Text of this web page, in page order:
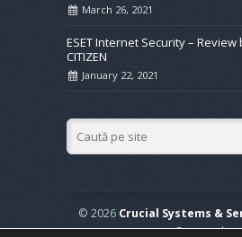
March 26, 2021
ESET Internet Security – Review
CITIZEN
January 22, 2021
© 2026 Crucial Systems &
Reserved.